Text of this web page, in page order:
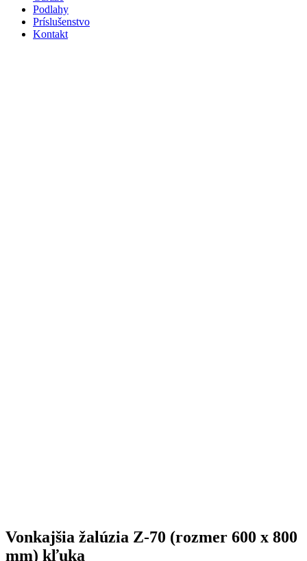
Podlahy
Príslušenstvo
Kontakt
Vonkajšia žalúzia Z-70 (rozmer 600 x 800
mm) kľuka